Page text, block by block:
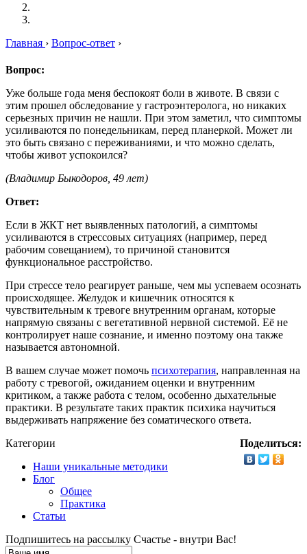
Главная › Вопрос-ответ ›
Вопрос:
Уже больше года меня беспокоят боли в животе. В связи с
этим прошел обследование у гастроэнтеролога, но никаких
серьезных причин не нашли. При этом заметил, что симптомы
усиливаются по понедельникам, перед планеркой. Может ли
это быть связано с переживаниями, и что можно сделать,
чтобы живот успокоился?
(Владимир Быкодоров, 49 лет)
Ответ:
Если в ЖКТ нет выявленных патологий, а симптомы
усиливаются в стрессовых ситуациях (например, перед
рабочим совещанием), то причиной становится
функциональное расстройство.
При стрессе тело реагирует раньше, чем мы успеваем осознать
происходящее. Желудок и кишечник относятся к
чувствительным к тревоге внутренним органам, которые
напрямую связаны с вегетативной нервной системой. Её не
контролирует наше сознание, и именно поэтому она также
называется автономной.
В вашем случае может помочь психотерапия, направленная на
работу с тревогой, ожиданием оценки и внутренним
критиком, а также работа с телом, особенно дыхательные
практики. В результате таких практик психика научиться
выдерживать напряжение без соматического ответа.
Поделиться:
Категории
Наши уникальные методики
Блог
Общее
Практика
Статьи
Подпишитесь на рассылку Счастье - внутри Вас!